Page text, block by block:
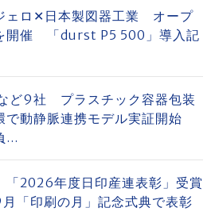
ェロ✕日本製図器工業 オープ
開催 「durst P5 500」導入記
ど9社 プラスチック容器包装
で動静脈連携モデル実証開始
...
2026年度日印産連表彰」受賞
「印刷の月」記念式典で表彰